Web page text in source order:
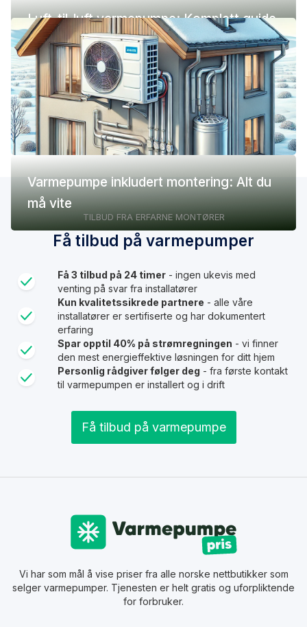
Luft-til-luft varmepumpe: Komplett guide
(pris, fordeler og ulemper)
Varmepumpe inkludert montering: Alt du
må vite
TILBUD FRA ERFARNE MONTØRER
Få tilbud på varmepumper
Få 3 tilbud på 24 timer - ingen ukevis med
venting på svar fra installatører
Kun kvalitetssikrede partnere - alle våre
installatører er sertifiserte og har dokumentert
erfaring
Spar opptil 40% på strømregningen - vi finner
den mest energieffektive løsningen for ditt hjem
Personlig rådgiver følger deg - fra første kontakt
til varmepumpen er installert og i drift
Få tilbud på varmepumpe
Vi har som mål å vise priser fra alle norske nettbutikker som
selger varmepumper. Tjenesten er helt gratis og uforpliktende
for forbruker.